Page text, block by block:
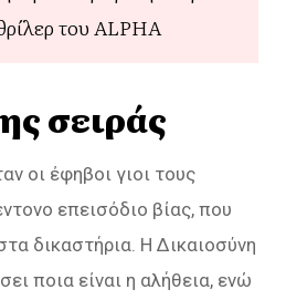
του ALPHA
σειράς
οι έφηβοι γιοι τους
επεισόδιο βίας, που
δικαστήρια. Η Δικαιοσύνη
ποια είναι η αλήθεια, ενώ